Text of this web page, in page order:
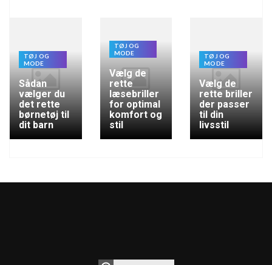
TØJ OG
MODE
Sådan
vælger du
det rette
børnetøj til
dit barn
TØJ OG
MODE
Vælg de
rette
læsebriller
for optimal
komfort og
stil
TØJ OG
MODE
Vælg de
rette briller
der passer
til din
livsstil